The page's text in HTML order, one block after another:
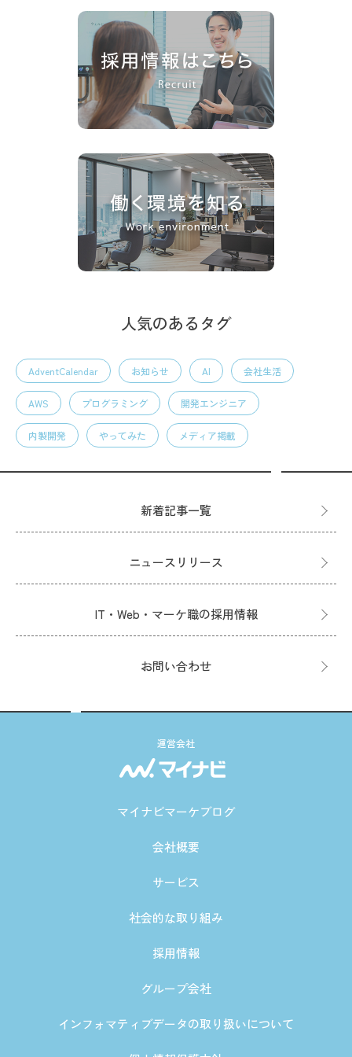
人気のあるタグ
AdventCalendar お知らせ AI 会社生活
AWS プログラミング 開発エンジニア
内製開発 やってみた メディア掲載
新着記事一覧
ニュースリリース
IT・Web・マーケ職の採用情報
お問い合わせ
運営会社
マイナビマーケブログ
会社概要
サービス
社会的な取り組み
採用情報
グループ会社
インフォマティブデータの取り扱いについて